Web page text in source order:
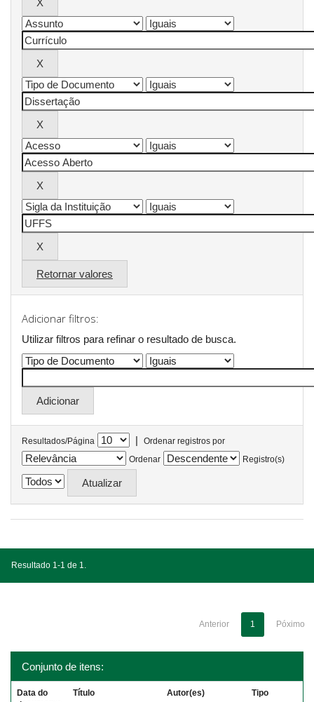
Retornar valores
Adicionar filtros:
Utilizar filtros para refinar o resultado de busca.
Resultados/Página |
Ordenar registros por
Ordenar
Registro(s)
Resultado 1-1 de 1.
Anterior 1 Póximo
Conjunto de itens:
Data do
Título Autor(es) Tipo